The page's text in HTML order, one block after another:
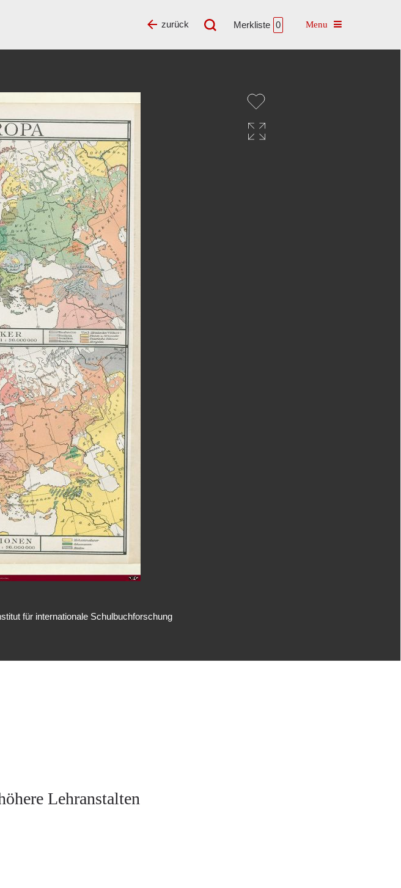
Merkliste 0 Toggle navigation
zurück
für internationale Schulbuchforschung
Lehranstalten